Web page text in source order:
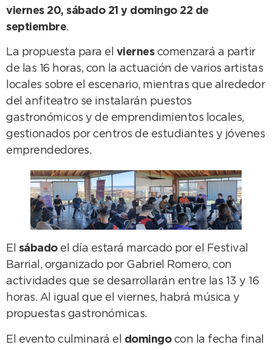
viernes 20, sábado 21 y domingo 22 de
septiembre.
La propuesta para el viernescomenzará a partir
de las 16 horas, con la actuación de varios artistas
locales sobre el escenario, mientras que alrededor
del anfiteatro se instalarán puestos
gastronómicos y de emprendimientos locales,
gestionados por centros de estudiantes y jóvenes
emprendedores.
El sábadoel día estará marcado por el Festival
Barrial, organizado por Gabriel Romero, con
actividades que se desarrollarán entre las 13 y 16
horas. Al igual que el viernes, habrá música y
propuestas gastronómicas.
El evento culminará el domingocon la fecha final